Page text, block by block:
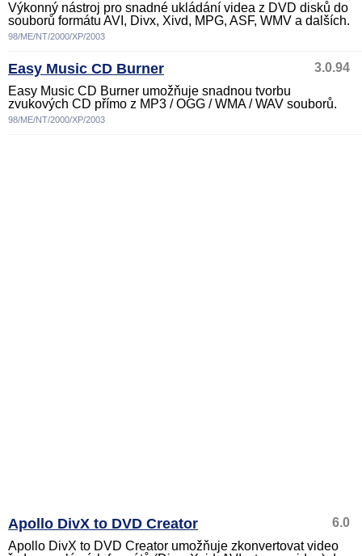
Výkonný nástroj pro snadné ukládání videa z DVD disků do
souborů formátu AVI, Divx, Xivd, MPG, ASF, WMV a dalších.
98/ME/NT/2000/XP/2003
Easy Music CD Burner
3.0.94
Easy Music CD Burner umožňuje snadnou tvorbu
zvukových CD přímo z MP3 / OGG / WMA / WAV souborů.
98/ME/NT/2000/XP/2003
Apollo DivX to DVD Creator
6.0
Apollo DivX to DVD Creator umožňuje zkonvertovat video